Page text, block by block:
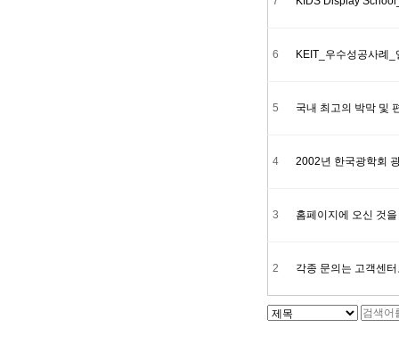
6 KEIT_우수성공사례
5 국내 최고의 박막 및
4 2002년 한국광학회
3 홈페이지에 오신 것
2 각종 문의는 고객센